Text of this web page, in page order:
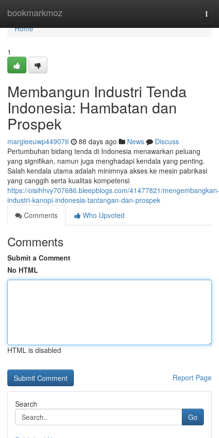
bookmarkmoz
Home
Home
1
Membangun Industri Tenda
Indonesia: Hambatan dan
Prospek
margieeuwp449076 88 days ago News
Discuss
Pertumbuhan bidang tenda di Indonesia menawarkan peluang
yang signifikan, namun juga menghadapi kendala yang penting.
Salah kendala utama adalah minimnya akses ke mesin pabrikasi
yang canggih serta kualitas kompetensi
https://oisihhvy707686.bleepblogs.com/41477821/mengembangkan-
industri-kanopi-indonesia-tantangan-dan-prospek
Comments
Who Upvoted
Comments
Submit a Comment
No HTML
HTML is disabled
Report Page
Search
Go